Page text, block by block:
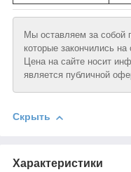
Мы оставляем за собой
которые закончились
Цена на сайте носит
является публичной
Скрыть
Характеристики